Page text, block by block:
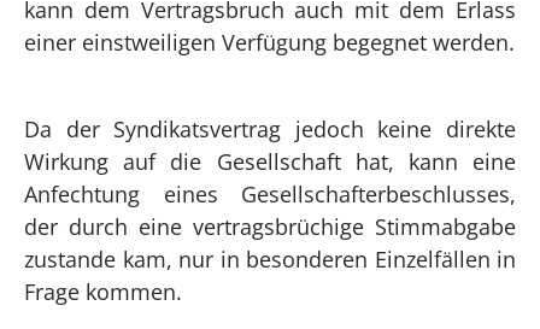
kann dem Vertragsbruch auch mit dem Erlass
einer einstweiligen Verfügung begegnet werden.
Da der Syndikatsvertrag jedoch keine direkte
Wirkung auf die Gesellschaft hat, kann eine
Anfechtung eines Gesellschafterbeschlusses,
der durch eine vertragsbrüchige Stimmabgabe
zustande kam, nur in besonderen Einzelfällen in
Frage kommen.